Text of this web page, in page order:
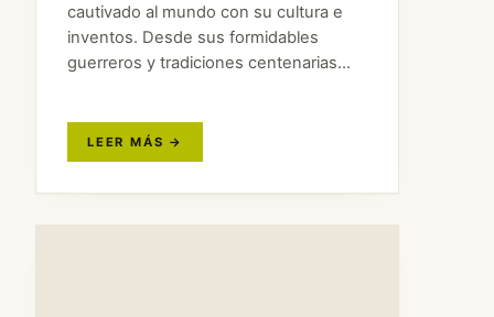
cautivado al mundo con su cultura e
inventos. Desde sus formidables
guerreros y tradiciones centenarias
más que…